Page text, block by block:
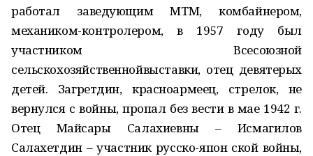
работал заведующим МТМ, комбайнером,
механиком-контролером, в 1957 году был
участником Всесоюзной
сельскохозяйственнойвыставки, отец девятерых
детей. Загретдин, красноармеец, стрелок, не
вернулся с войны, пропал без вести в мае 1942 г.
Отец Майсары Салахиевны – Исмагилов
Салахетдин – участник русско-япон ской войны,